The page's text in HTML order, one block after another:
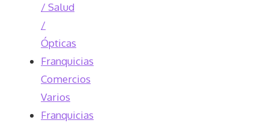
/ Salud
/
Ópticas
Franquicias
Comercios
Varios
Franquicias